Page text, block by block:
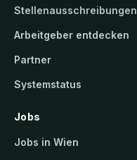
Stellenausschreibungen
Arbeitgeber entdecken
Partner
Systemstatus
Jobs
Jobs in Wien